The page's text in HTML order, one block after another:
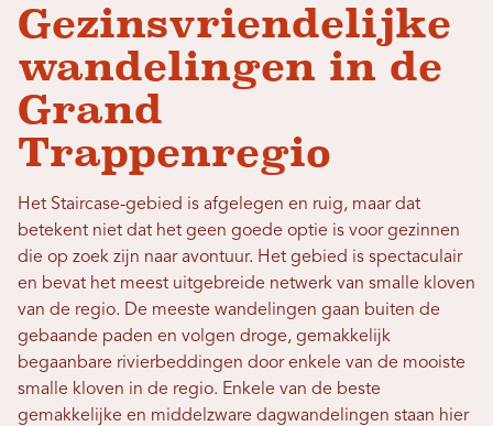
Gezinsvriendelijke
wandelingen in de
Grand
Trappenregio
Het Staircase-gebied is afgelegen en ruig, maar dat
betekent niet dat het geen goede optie is voor gezinnen
die op zoek zijn naar avontuur. Het gebied is spectaculair
en bevat het meest uitgebreide netwerk van smalle kloven
van de regio. De meeste wandelingen gaan buiten de
gebaande paden en volgen droge, gemakkelijk
begaanbare rivierbeddingen door enkele van de mooiste
smalle kloven in de regio. Enkele van de beste
gemakkelijke en middelzware dagwandelingen staan ​​hier